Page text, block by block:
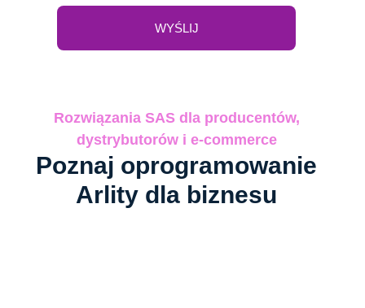
Rozwiązania SAS dla producentów,
dystrybutorów i e-commerce
Poznaj oprogramowanie
Arlity dla biznesu​